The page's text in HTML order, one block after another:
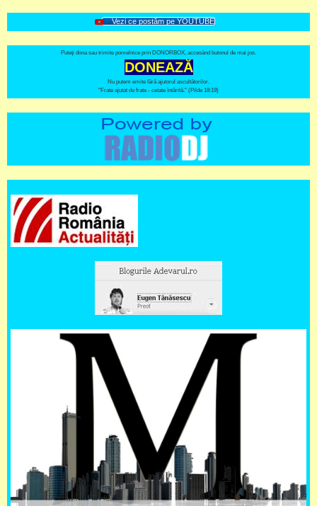
Vezi ce postăm pe YOUTUBE
Puteți dona sau trimite pomelnice prin DONORBOX, accesând butonul de mai jos.
DONEAZĂ
Nu putem emite fără ajutorul ascultătorilor.
"Frate ajutat de frate - cetate întărită." (Pilde 18:19)